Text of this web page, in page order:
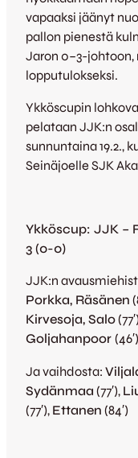
vapaaksi jäänyt
pallon pienestä
Jaron 0–3-
lopputulokseksi.
Ykköscupin
pelataan JJK:n
sunnuntaina 19.2.,
Seinäjoelle SJK
Ykköscup: JJK –
3 (0-0)
JJK:n
Porkka, Räsänen
Kirvesoja, Salo
Goljahanpoor (46′)
Ja vaihdosta:
Sydänmaa (77′),
(77′), Ettanen (84′)